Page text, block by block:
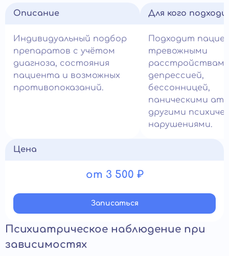
Описание
Индивидуальный подбор
препаратов с учётом
диагноза, состояния
пациента и возможных
противопоказаний.
Для кого
Подходит
тревожными
депрессией,
бессонницей,
паническими
другими
нарушениями.
Цена
от 3 500 ₽
Записатьcя
Психиатрическое наблюдение при
зависимостях